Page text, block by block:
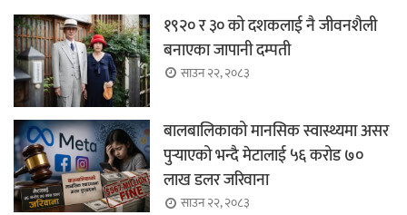
१९२० र ३० को दशकलाई नै जीवनशैली
बनाएका जापानी दम्पती
साउन २२, २०८३
बालबालिकाको मानसिक स्वास्थ्यमा असर
पुर्‍याएको भन्दै मेटालाई ५६ करोड ७०
लाख डलर जरिवाना
साउन २२, २०८३